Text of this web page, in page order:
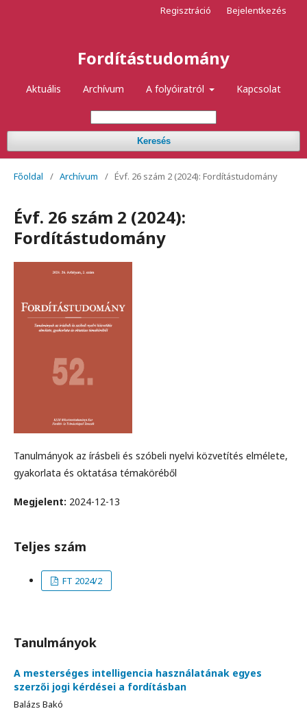
Fordítástudomány
Aktuális Archívum A folyóiratról Kapcsolat
Keresés
Regisztráció Bejelentkezés
Főoldal / Archívum / Évf. 26 szám 2 (2024): Fordítástudomány
Évf. 26 szám 2 (2024):
Fordítástudomány
Tanulmányok az írásbeli és szóbeli nyelvi közvetítés elmélete,
gyakorlata és oktatása témaköréből
Megjelent: 2024-12-13
Teljes szám
FT 2024/2
Tanulmányok
A mesterséges intelligencia használatának egyes
szerzői jogi kérdései a fordításban
Balázs Bakó